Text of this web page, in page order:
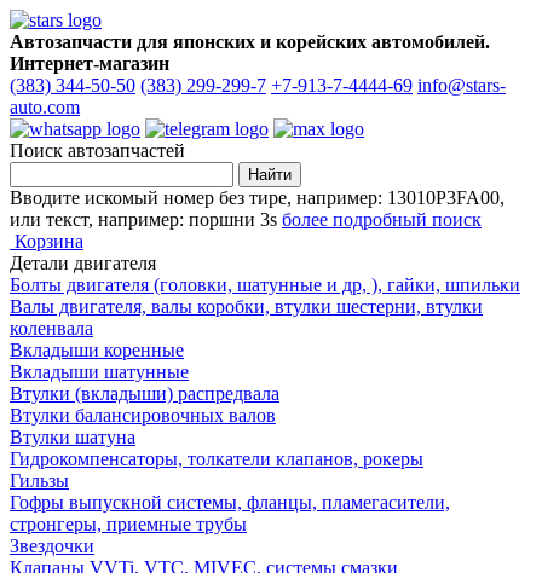
Автозапчасти для японских и корейских автомобилей.
Интернет-магазин
(383) 344-50-50 (383) 299-299-7 +7-913-7-4444-69 info@stars-
auto.com
Поиск автозапчастей
Вводите искомый номер без тире, например: 13010P3FA00,
или текст, например: поршни 3s более подробный поиск
Корзина
Детали двигателя
Болты двигателя (головки, шатунные и др, ), гайки, шпильки
Валы двигателя, валы коробки, втулки шестерни, втулки
коленвала
Вкладыши коренные
Вкладыши шатунные
Втулки (вкладыши) распредвала
Втулки балансировочных валов
Втулки шатуна
Гидрокомпенсаторы, толкатели клапанов, рокеры
Гильзы
Гофры выпускной системы, фланцы, пламегасители,
стронгеры, приемные трубы
Звездочки
Клапаны VVTi, VTC, MIVEC, системы смазки